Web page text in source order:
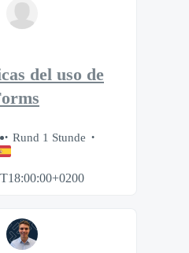
del uso de
Rund 1 Stunde